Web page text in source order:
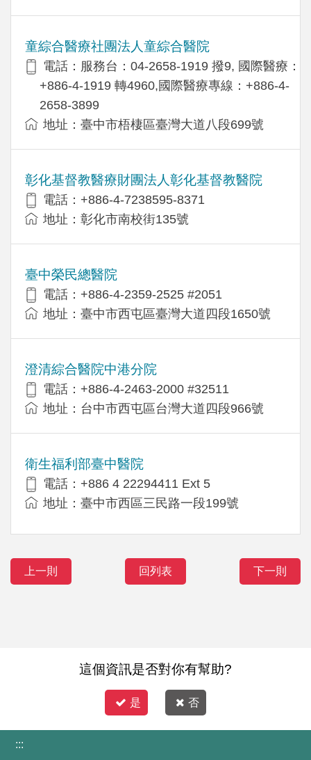
童綜合醫療社團法人童綜合醫院
電話：服務台：04-2658-1919 撥9, 國際醫療：
+886-4-1919 轉4960,國際醫療專線：+886-4-
2658-3899
地址：臺中市梧棲區臺灣大道八段699號
彰化基督教醫療財團法人彰化基督教醫院
電話：+886-4-7238595-8371
地址：彰化市南校街135號
臺中榮民總醫院
電話：+886-4-2359-2525 #2051
地址：臺中市西屯區臺灣大道四段1650號
澄清綜合醫院中港分院
電話：+886-4-2463-2000 #32511
地址：台中市西屯區台灣大道四段966號
衛生福利部臺中醫院
電話：+886 4 22294411 Ext 5
地址：臺中市西區三民路一段199號
上一則 回列表 下一則
這個資訊是否對你有幫助?
是 否
:::